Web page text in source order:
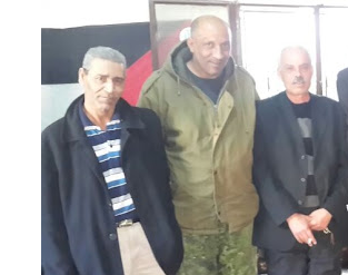
Www.albuss.net
31 ديسمبر 2025